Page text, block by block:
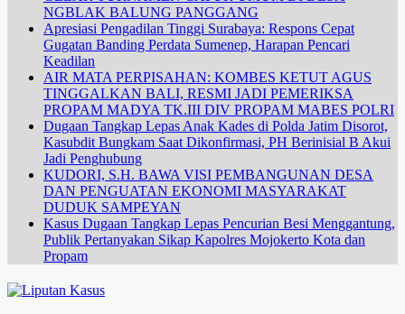
NGBLAK BALUNG PANGGANG
Apresiasi Pengadilan Tinggi Surabaya: Respons Cepat
Gugatan Banding Perdata Sumenep, Harapan Pencari
Keadilan
AIR MATA PERPISAHAN: KOMBES KETUT AGUS
TINGGALKAN BALI, RESMI JADI PEMERIKSA
PROPAM MADYA TK.III DIV PROPAM MABES POLRI
Dugaan Tangkap Lepas Anak Kades di Polda Jatim Disorot,
Kasubdit Bungkam Saat Dikonfirmasi, PH Berinisial B Akui
Jadi Penghubung
KUDORI, S.H. BAWA VISI PEMBANGUNAN DESA
DAN PENGUATAN EKONOMI MASYARAKAT
DUDUK SAMPEYAN
Kasus Dugaan Tangkap Lepas Pencurian Besi Menggantung,
Publik Pertanyakan Sikap Kapolres Mojokerto Kota dan
Propam